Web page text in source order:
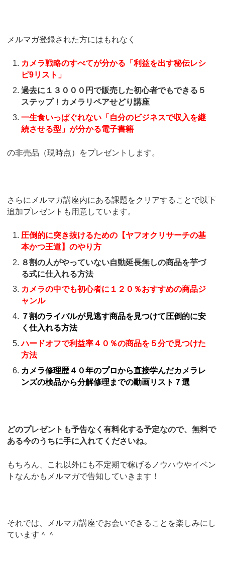
メルマガ登録された方にはもれなく
カメラ戦略のすべてが分かる「利益を出す秘伝レシ
ピ9リスト」
過去に１３０００円で販売した初心者でもできる５
ステップ！カメラリペアせどり講座
一生食いっぱぐれない「自分のビジネスで収入を継
続させる型」が分かる電子書籍
の非売品（現時点）をプレゼントします。
さらにメルマガ講座内にある課題をクリアすることで以下
追加プレゼントも用意しています。
圧倒的に突き抜けるための【ヤフオクリサーチの基
本かつ王道】のやり方
８割の人がやっていない自動延長無しの商品を芋づ
る式に仕入れる方法
カメラの中でも初心者に１２０％おすすめの商品ジ
ャンル
７割のライバルが見逃す商品を見つけて圧倒的に安
く仕入れる方法
ハードオフで利益率４０％の商品を５分で見つけた
方法
カメラ修理歴４０年のプロから直接学んだカメラレ
ンズの検品から分解修理までの動画リスト７選
どのプレゼントも予告なく有料化する予定なので、無料で
ある今のうちに手に入れてくださいね。
もちろん、これ以外にも不定期で稼げるノウハウやイベン
トなんかもメルマガで告知していきます！
それでは、メルマガ講座でお会いできることを楽しみにし
ています＾＾